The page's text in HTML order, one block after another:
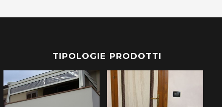
TIPOLOGIE PRODOTTI